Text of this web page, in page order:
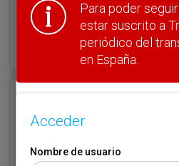
¿Olvidó su clave?
Haga clic aquí para recuperarla.
Para poder
estar suscrito a
periódico del
en España.
Acceder
Nombre de usuario